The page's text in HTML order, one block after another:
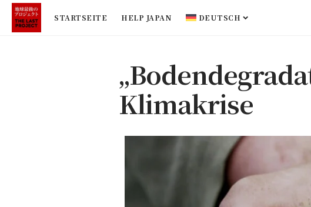
STARTSEITE HELP JAPAN DEUTSCH
Klimakrise